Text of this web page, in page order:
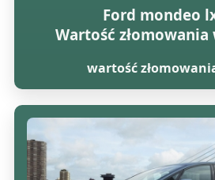
Ford mondeo
Wartość
wartość